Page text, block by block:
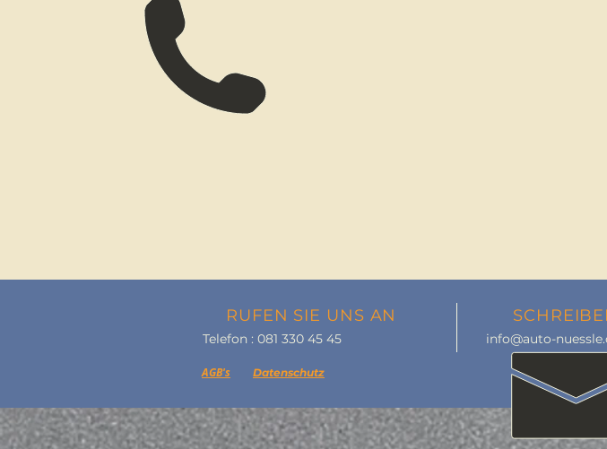
RUFEN SIE UNS AN
Telefon : 081 330 45 45
AGB's Datenschutz
info@auto-